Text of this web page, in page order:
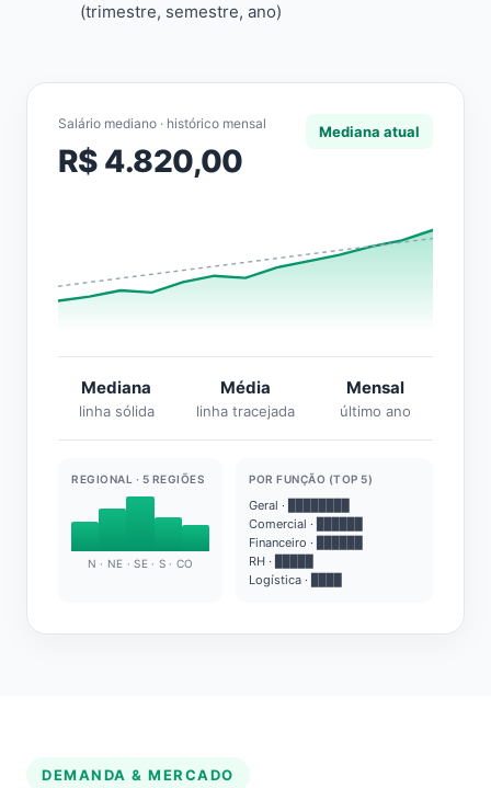
(trimestre, semestre, ano)
Salário mediano · histórico mensal
R$ 4.820,00
Mediana atual
Mediana
linha sólida
Média
linha tracejada
Mensal
último ano
REGIONAL · 5 REGIÕES
N · NE · SE · S · CO
POR FUNÇÃO (TOP 5)
Geral · ████████
Comercial · ██████
Financeiro · ██████
RH · █████
Logística · ████
DEMANDA & MERCADO